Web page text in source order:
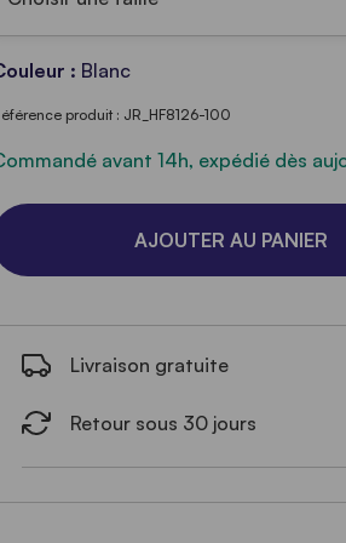
: Blanc
produit : JR_HF8126-100
avant 14h, expédié dès
AJOUTER AU PANIER
Livraison gratuite
Retour sous 30 jours